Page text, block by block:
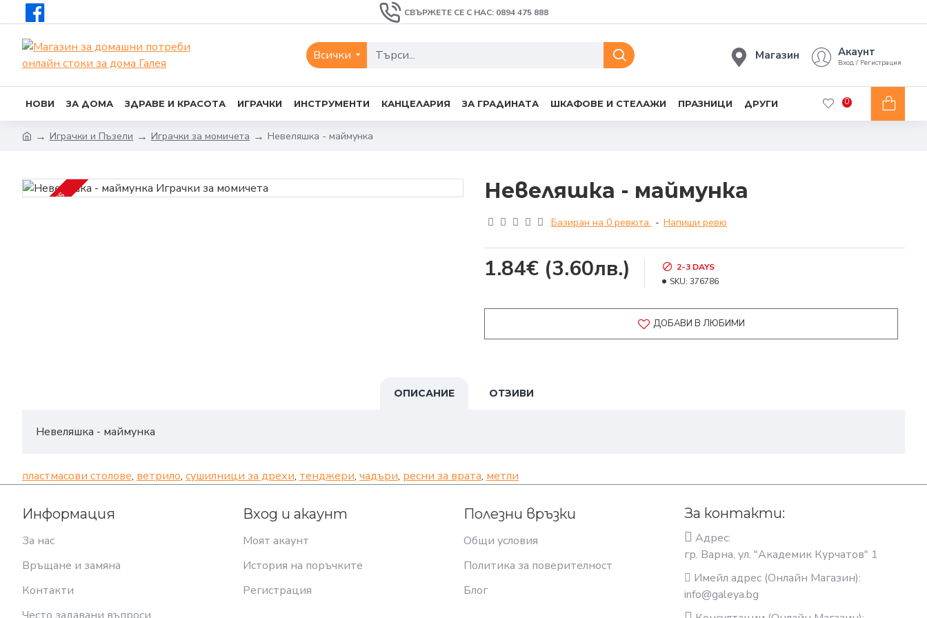
СВЪРЖЕТЕ СЕ С НАС: 0894 475 888
Всички Магазин Акаунт
Вход / Регистрация
НОВИ ЗА ДОМА ЗДРАВЕ И КРАСОТА ИГРАЧКИ ИНСТРУМЕНТИ КАНЦЕЛАРИЯ ЗА ГРАДИНАТА ШКАФОВЕ И СТЕЛАЖИ ПРАЗНИЦИ ДРУГИ 0
Играчки и Пъзели Играчки за момичета Невеляшка - маймунка
2-3 DAYS Невеляшка - маймунка
Базиран на 0 ревюта. - Напиши ревю
1.84€ (3.60лв.)
2-3 DAYS
SKU: 376786
ДОБАВИ В ЛЮБИМИ
ОПИСАНИЕ ОТЗИВИ
Невеляшка - маймунка
пластмасови столове, ветрило, сушилници за дрехи, тенджери, чадъри, ресни за врата, метли
Информация
За нас
Връщане и замяна
Контакти
Вход и акаунт
Моят акаунт
История на поръчките
Регистрация
Полезни връзки
Общи условия
Политика за поверителност
Блог
За контакти:
Адрес:
гр. Варна, ул. "Академик Курчатов" 1
Имейл адрес (Онлайн Магазин):
info@galeya.bg